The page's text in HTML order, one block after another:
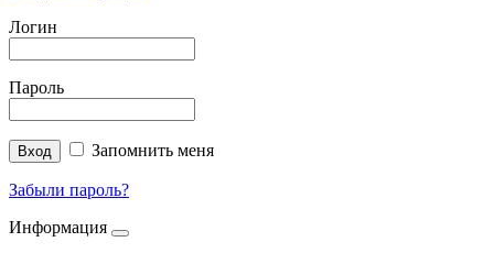
Логин
Пароль
Запомнить меня
Забыли пароль?
Информация